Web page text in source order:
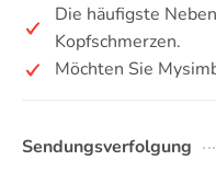
Die häufigste
Kopfschmerzen.
Möchten Sie
Sendungsverfolgung